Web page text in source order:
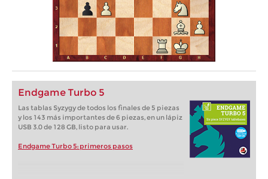
Endgame Turbo 5
Las tablas Syzygy de todos los finales de 5 piezas
y los 143 más importantes de 6 piezas, en un lápiz
USB 3.0 de 128 GB, listo para usar.
Endgame Turbo 5: primeros pasos